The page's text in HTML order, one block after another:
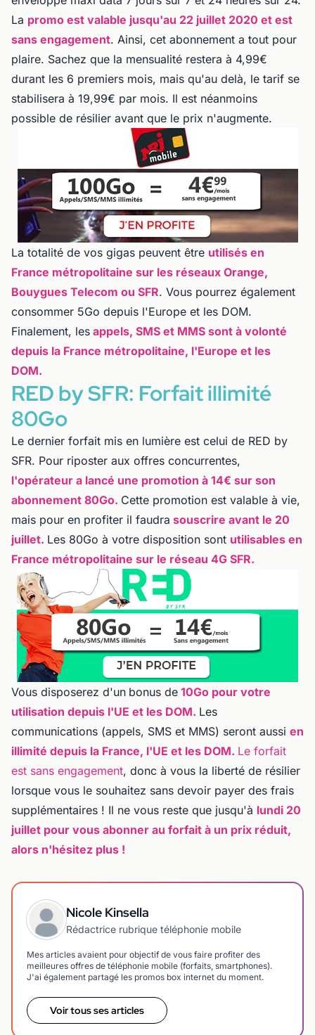
La promo est valable jusqu'au 22 juillet 2020 et est
sans engagement. Ainsi, cet abonnement a tout pour
plaire. Sachez que la mensualité restera à 4,99€
durant les 6 premiers mois, mais qu'au delà, le tarif se
stabilisera à 19,99€ par mois. Il est néanmoins
possible de résilier avant que le prix n'augmente.
La totalité de vos gigas peuvent être utilisés en
France métropolitaine sur les réseaux Orange,
Bouygues Telecom ou SFR. Vous pourrez également
consommer 5Go depuis l'Europe et les DOM.
Finalement, les appels, SMS et MMS sont à volonté
depuis la France métropolitaine, l'Europe et les
DOM.
RED by SFR: Forfait illimité
80Go
Le dernier forfait mis en lumière est celui de RED by
SFR. Pour riposter aux offres concurrentes,
l'opérateur a lancé une promotion à 14€ sur son
abonnement 80Go. Cette promotion est valable à vie,
mais pour en profiter il faudra souscrire avant le 20
juillet. Les 80Go à votre disposition sont utilisables en
France métropolitaine sur le réseau 4G SFR.
Vous disposerez d'un bonus de 10Go pour votre
utilisation depuis l'UE et les DOM. Les
communications (appels, SMS et MMS) seront aussi en
illimité depuis la France, l'UE et les DOM. Le forfait
est sans engagement, donc à vous la liberté de résilier
lorsque vous le souhaitez sans devoir payer des frais
supplémentaires ! Il ne vous reste que jusqu'à lundi 20
juillet pour vous abonner au forfait à un prix réduit,
alors n'hésitez plus !
Nicole Kinsella
Rédactrice rubrique téléphonie mobile
Mes articles avaient pour objectif de vous faire profiter des
meilleures offres de téléphonie mobile (forfaits, smartphones).
J'ai également partagé les promos box internet du moment.
Voir tous ses articles